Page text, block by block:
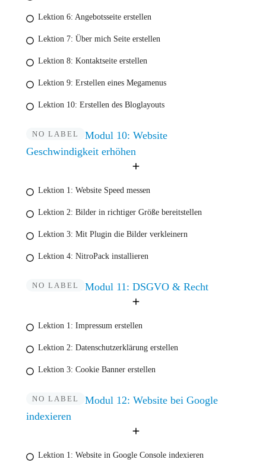
Lektion 6: Angebotsseite erstellen
Lektion 7: Über mich Seite erstellen
Lektion 8: Kontaktseite erstellen
Lektion 9: Erstellen eines Megamenus
Lektion 10: Erstellen des Bloglayouts
NO LABEL
Modul 10: Website
Geschwindigkeit erhöhen
Lektion 1: Website Speed messen
Lektion 2: Bilder in richtiger Größe bereitstellen
Lektion 3: Mit Plugin die Bilder verkleinern
Lektion 4: NitroPack installieren
NO LABEL Modul 11: DSGVO & Recht
Lektion 1: Impressum erstellen
Lektion 2: Datenschutzerklärung erstellen
Lektion 3: Cookie Banner erstellen
NO LABEL
Modul 12: Website bei Google
indexieren
Lektion 1: Website in Google Console indexieren